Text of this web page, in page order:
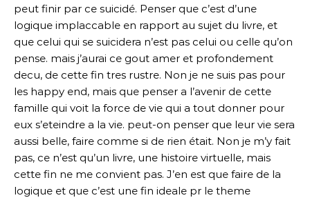
peut finir par ce suicidé. Penser que c’est d’une
logique implaccable en rapport au sujet du livre, et
que celui qui se suicidera n’est pas celui ou celle qu’on
pense. mais j’aurai ce gout amer et profondement
decu, de cette fin tres rustre. Non je ne suis pas pour
les happy end, mais que penser a l’avenir de cette
famille qui voit la force de vie qui a tout donner pour
eux s’eteindre a la vie. peut-on penser que leur vie sera
aussi belle, faire comme si de rien était. Non je m’y fait
pas, ce n’est qu’un livre, une histoire virtuelle, mais
cette fin ne me convient pas. J’en est que faire de la
logique et que c’est une fin ideale pr le theme